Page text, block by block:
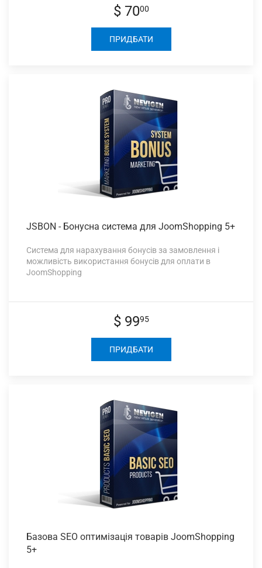
$ 7000
ПРИДБАТИ
JSBON - Бонусна система для JoomShopping 5+
Система для нарахування бонусів за замовлення і
можливість використання бонусів для оплати в
JoomShopping
$ 9995
ПРИДБАТИ
Базова SEO оптимізація товарів JoomShopping
5+